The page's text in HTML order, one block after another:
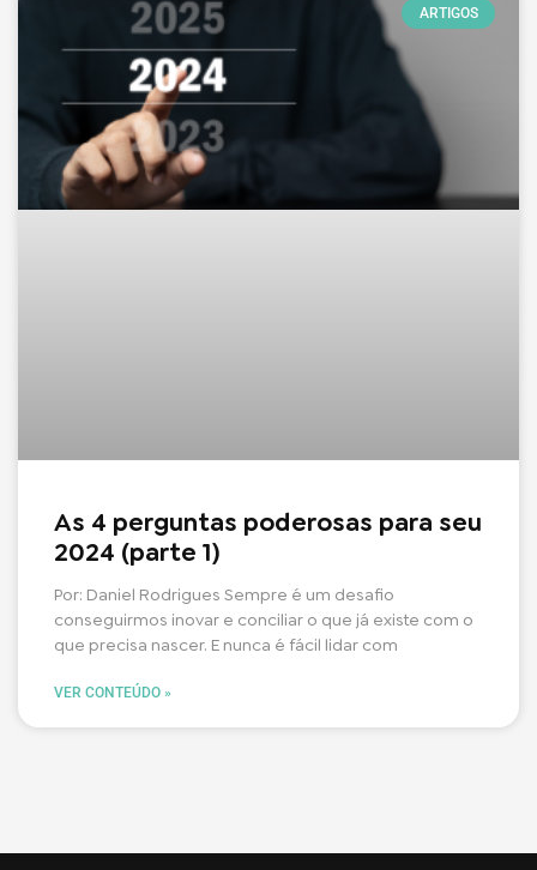
ARTIGOS
As 4 perguntas poderosas para seu
2024 (parte 1)
Por: Daniel Rodrigues Sempre é um desafio
conseguirmos inovar e conciliar o que já existe com o
que precisa nascer. E nunca é fácil lidar com
VER CONTEÚDO »